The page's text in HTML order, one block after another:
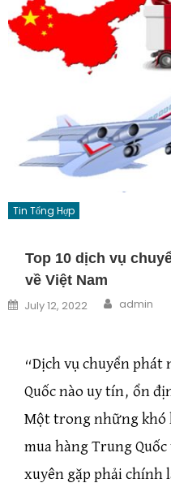
Tin Tổng Hợp
Top 10 dịch vụ
về Việt Nam
Posted on
July 12, 2022 Author
admin
“Dịch vụ chuyển phát
Quốc nào uy tín, ổn
Một trong những khó
mua hàng Trung
xuyên gặp phải chính